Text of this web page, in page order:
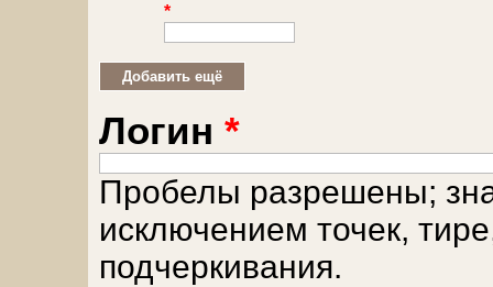
*
Логин *
Пробелы разрешены;
исключением точек,
подчеркивания.